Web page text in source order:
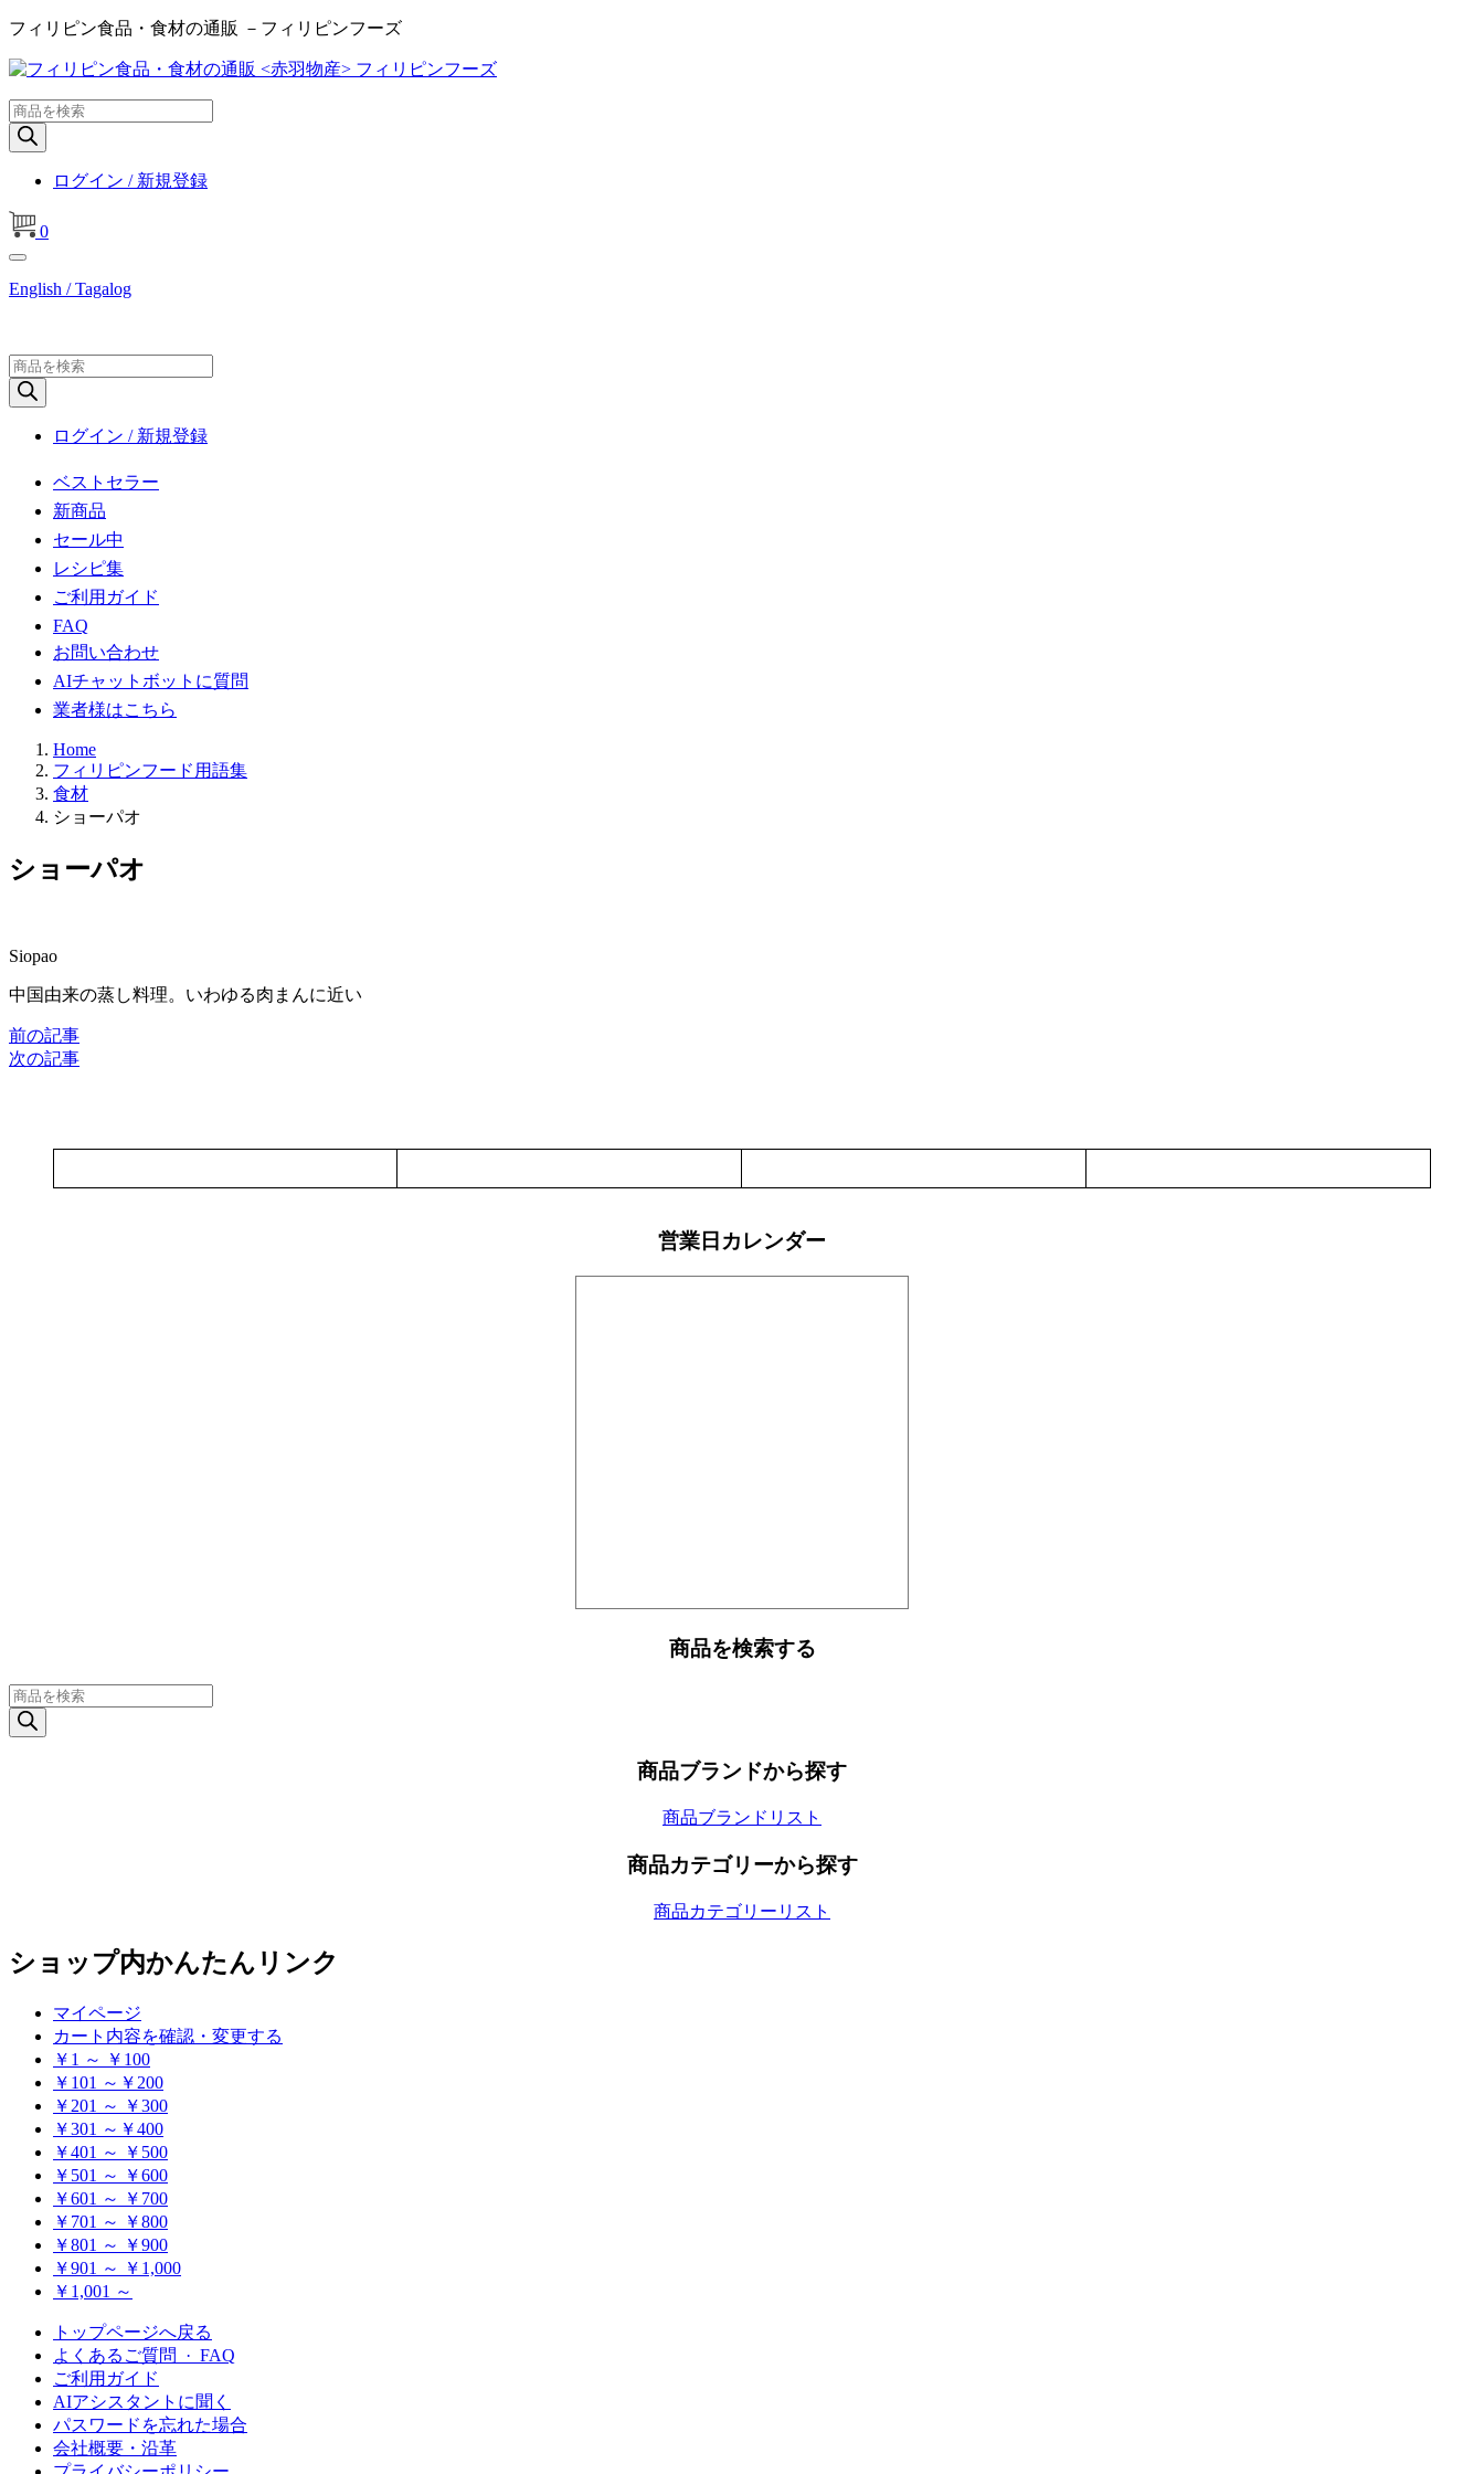
フィリピン食品・食材の通販 －フィリピンフーズ
商
品
検
ログイン / 新規登録
0
English / Tagalog
商
品
検
ログイン / 新規登録
ベストセラー
新商品
セール中
レシピ集
ご利用ガイド
FAQ
お問い合わせ
AIチャットボットに質問
業者様はこちら
Home
フィリピンフード用語集
食材
ショーパオ
ショーパオ
Siopao
中国由来の蒸し料理。いわゆる肉まんに近い
前の記事
次の記事
営業日カレンダー
商品を検索する
商
品
検
商品ブランドから探す
商品ブランドリスト
商品カテゴリーから探す
商品カテゴリーリスト
ショップ内かんたんリンク
マイページ
カート内容を確認・変更する
￥1 ～ ￥100
￥101 ～￥200
￥201 ～ ￥300
￥301 ～￥400
￥401 ～ ￥500
￥501 ～ ￥600
￥601 ～ ￥700
￥701 ～ ￥800
￥801 ～ ￥900
￥901 ～ ￥1,000
￥1,001 ～
トップページへ戻る
よくあるご質問 · FAQ
ご利用ガイド
AIアシスタントに聞く
パスワードを忘れた場合
会社概要・沿革